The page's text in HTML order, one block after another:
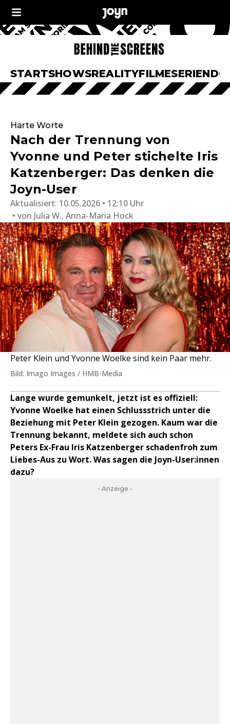
STARTSHOWSREALITYFILMESERIEN
Harte Worte
Nach der Trennung von
Yvonne und Peter stichelte Iris
Katzenberger: Das denken die
Joyn-User
Aktualisiert: 10.05.2026 • 12:10 Uhr
von Julia W., Anna-Maria Hock
Peter Klein und Yvonne Woelke sind kein Paar mehr.
Bild: Imago Images / HMB-Media
Lange wurde gemunkelt, jetzt ist es offiziell:
Yvonne Woelke hat einen Schlussstrich unter die
Beziehung mit Peter Klein gezogen. Kaum war die
Trennung bekannt, meldete sich auch schon
Peters Ex-Frau Iris Katzenberger schadenfroh zum
Liebes-Aus zu Wort. Was sagen die Joyn-User:innen
dazu?
- Anzeige -